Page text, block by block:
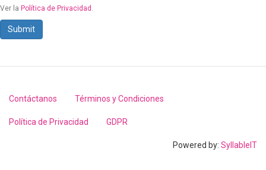
Ver la Política de Privacidad .
Submit
Footer
menu
Contáctanos Términos y Condiciones
Política de Privacidad GDPR
Powered by: SyllableIT